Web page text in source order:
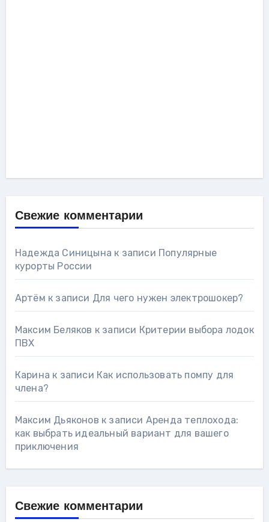
Свежие комментарии
Надежда Синицына к записи Популярные
курорты России
Артём к записи Для чего нужен электрошокер?
Максим Беляков к записи Критерии выбора лодок
ПВХ
Карина к записи Как использовать помпу для
члена?
Максим Дьяконов к записи Аренда теплохода:
как выбрать идеальный вариант для вашего
приключения
Свежие комментарии